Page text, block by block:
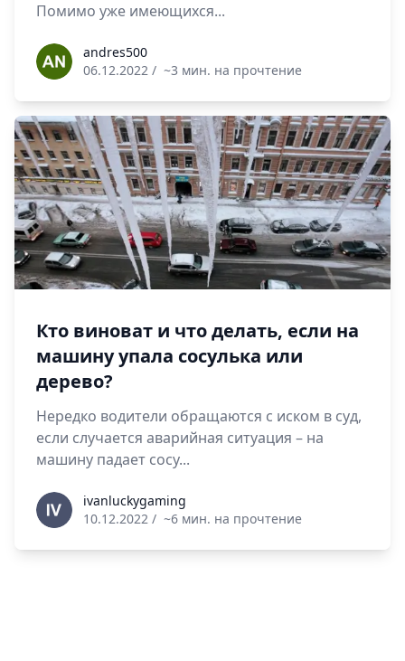
Помимо уже имеющихся...
andres500andres500
06.12.2022 / ~3 мин. на прочтение
Кто виноват и что делать, если на
машину упала сосулька или
дерево?
Нередко водители обращаются с иском в суд,
если случается аварийная ситуация – на
машину падает сосу...
ivanluckygaming
ivanluckygaming
10.12.2022 / ~6 мин. на прочтение